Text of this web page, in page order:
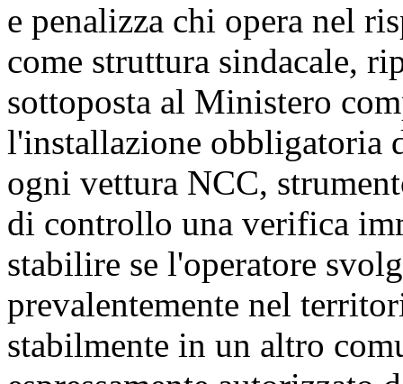
e penalizza chi opera nel
come struttura sindacale,
sottoposta al Ministero
l'installazione obbligatoria
ogni vettura NCC,
di controllo una verifica
stabilire se l'operatore
prevalentemente nel
stabilmente in un altro